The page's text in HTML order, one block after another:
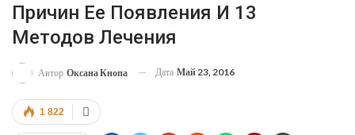
Причин Ее Появления И 13
Методов Лечения
Автор Оксана Кнопа Дата Май 23, 2016
1 822